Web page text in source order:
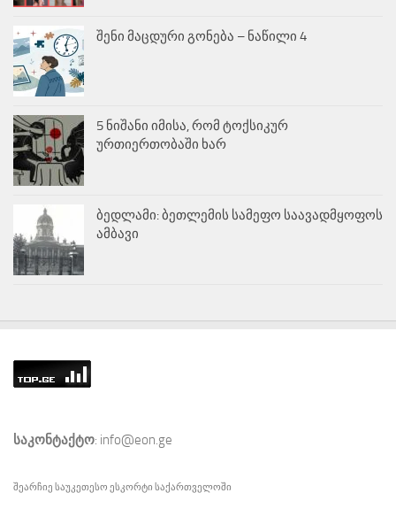
შენი მაცდური გონება – ნაწილი 4
5 ნიშანი იმისა, რომ ტოქსიკურ
ურთიერთობაში ხარ
ბედლამი: ბეთლემის სამეფო საავადმყოფოს
ამბავი
საკონტაქტო: info@eon.ge
შეარჩიე საუკეთესო ესკორტი საქართველოში